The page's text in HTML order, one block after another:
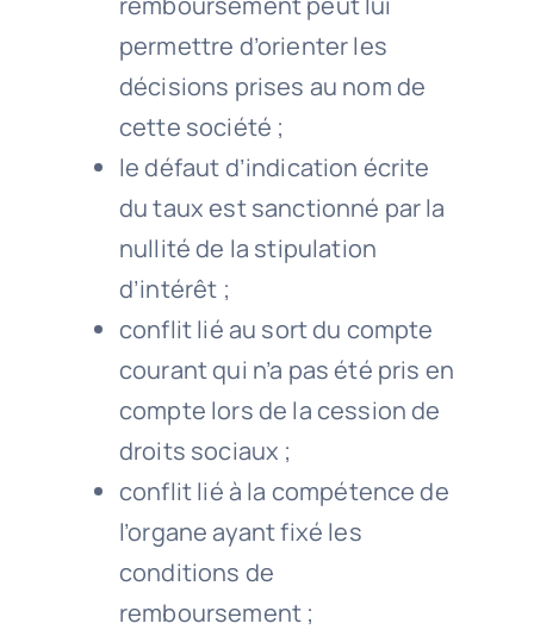
permettre d’orienter les
décisions prises au nom de
cette société ;
le défaut d’indication écrite
du taux est sanctionné par la
nullité de la stipulation
d’intérêt ;
conflit lié au sort du compte
courant qui n’a pas été pris en
compte lors de la cession de
droits sociaux ;
conflit lié à la compétence de
l’organe ayant fixé les
conditions de
remboursement ;